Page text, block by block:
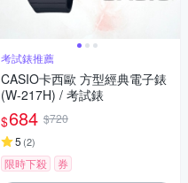
考試錶推薦
CASIO卡西歐 方型經典電子錶
(W-217H) / 考試錶
$684 $720
5 (2)
限時下殺 券